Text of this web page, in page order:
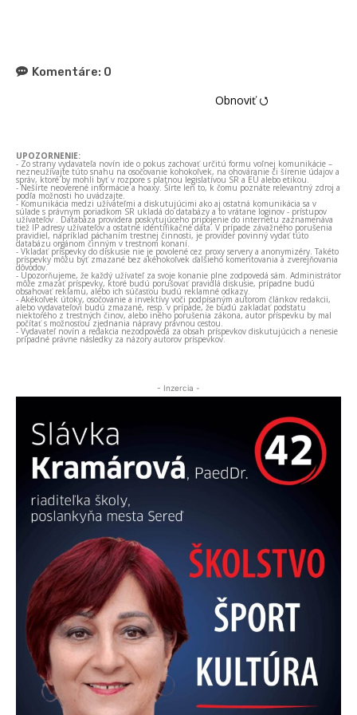
Komentáre: 0
Obnoviť ⭯
UPOZORNENIE:
- Zo strany vydavateľa novín ide o pokus zachovať určitú formu voľnej komunikácie –
nezneužívajte túto snahu na osočovanie kohokoľvek, na ohováranie či šírenie údajov a
správ, ktoré by mohli byť v rozpore s platnou legislatívou SR a EÚ alebo etikou.
- Nešírte neoverené informácie a hoaxy. Šírte len to, k čomu poznáte relevantný zdroj a
podľa možnosti ho uvádzajte.
- Komunikácia medzi užívateľmi a diskutujúcimi ako aj ostatná komunikácia sa v
súlade s právnym poriadkom SR ukladá do databázy a to vrátane loginov - prístupov
užívateľov . Databáza providera poskytujúceho pripojenie do internetu zaznamenáva
tiež IP adresy užívateľov a ostatné identifikačné dáta. V prípade závažného porušenia
pravidiel, napríklad páchaním trestnej činnosti, je provider povinný vydať túto
databázu orgánom činným v trestnom konaní.
- Vkladať príspevky do diskusie nie je povolené cez proxy servery a anonymizéry. Takéto
príspevky môžu byť zmazané bez akéhokoľvek ďalšieho komentovania a zverejňovania
dôvodov.
- Upozorňujeme, že každý užívateľ za svoje konanie plne zodpovedá sám. Administrátor
môže zmazať príspevky, ktoré budú porušovať pravidlá diskusie, prípadne budú
obsahovať reklamu, alebo ich súčasťou budú reklamné odkazy.
- Akékoľvek útoky, osočovanie a invektívy voči podpísaným autorom článkov redakcii,
alebo vydavateľovi budú zmazané, resp. v prípade, že budú zakladať podstatu
niektorého z trestných činov, alebo iného porušenia zákona, autor príspevku by mal
počítať s možnosťou zjednania nápravy právnou cestou.
- Vydavateľ novín a redakcia nezodpovedá za obsah príspevkov diskutujúcich a nenesie
prípadné právne následky za názory autorov príspevkov.
- Inzercia -